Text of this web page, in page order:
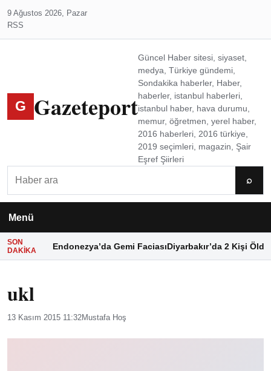
9 Ağustos 2026, Pazar
RSS
G Gazeteport
Güncel Haber sitesi, siyaset,
medya, Türkiye gündemi,
Sondakika haberler, Haber,
haberler, istanbul haberleri,
istanbul haber, hava durumu,
memur, öğretmen, yerel haber,
2016 haberleri, 2016 türkiye,
2019 seçimleri, magazin, Şair
Eşref Şiirleri
⌕
Menü
SON
DAKIKA
Endonezya’da Gemi FaciasıDiyarbakır’da 2 Kişi Öldü
ukl
13 Kasım 2015 11:32Mustafa Hoş